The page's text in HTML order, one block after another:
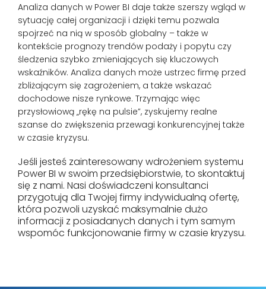
Analiza danych w Power BI daje także szerszy wgląd w
sytuację całej organizacji i dzięki temu pozwala
spojrzeć na nią w sposób globalny – także w
kontekście prognozy trendów podaży i popytu czy
śledzenia szybko zmieniających się kluczowych
wskaźników. Analiza danych może ustrzec firmę przed
zbliżającym się zagrożeniem, a także wskazać
dochodowe nisze rynkowe. Trzymając więc
przysłowiową „rękę na pulsie”, zyskujemy realne
szanse do zwiększenia przewagi konkurencyjnej także
w czasie kryzysu.
Jeśli jesteś zainteresowany wdrożeniem systemu
Power BI w swoim przedsiębiorstwie, to skontaktuj
się z nami. Nasi doświadczeni konsultanci
przygotują dla Twojej firmy indywidualną ofertę,
która pozwoli uzyskać maksymalnie dużo
informacji z posiadanych danych i tym samym
wspomóc funkcjonowanie firmy w czasie kryzysu.